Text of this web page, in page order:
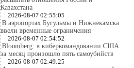
Казахстана
2026-08-07 02:55:05
В аэропортах Бугульмы и Нижнекамска
ввели временные ограничения
2026-08-07 02:54:52
Bloomberg: в киберкомандовании США
за месяц произошло пять самоубийств
2026-08-07 02:49:25